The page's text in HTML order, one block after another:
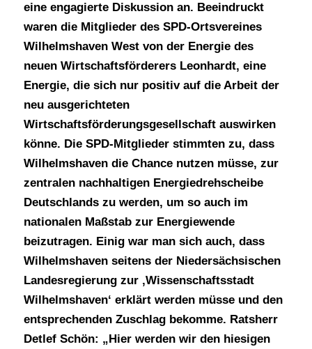
eine engagierte Diskussion an. Beeindruckt
waren die Mitglieder des SPD-Ortsvereines
Wilhelmshaven West von der Energie des
neuen Wirtschaftsförderers Leonhardt, eine
Energie, die sich nur positiv auf die Arbeit der
neu ausgerichteten
Wirtschaftsförderungsgesellschaft auswirken
könne. Die SPD-Mitglieder stimmten zu, dass
Wilhelmshaven die Chance nutzen müsse, zur
zentralen nachhaltigen Energiedrehscheibe
Deutschlands zu werden, um so auch im
nationalen Maßstab zur Energiewende
beizutragen. Einig war man sich auch, dass
Wilhelmshaven seitens der Niedersächsischen
Landesregierung zur ‚Wissenschaftsstadt
Wilhelmshaven‘ erklärt werden müsse und den
entsprechenden Zuschlag bekomme. Ratsherr
Detlef Schön: „Hier werden wir den hiesigen